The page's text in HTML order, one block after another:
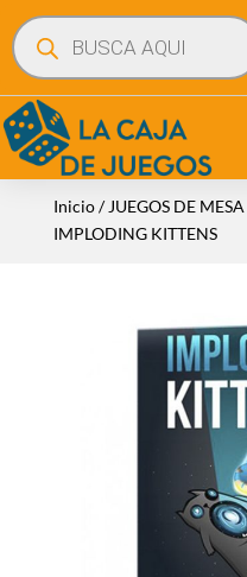
Búsqueda
de
productos
Inicio/ JUEGOS DE MESA
IMPLODING KITTENS